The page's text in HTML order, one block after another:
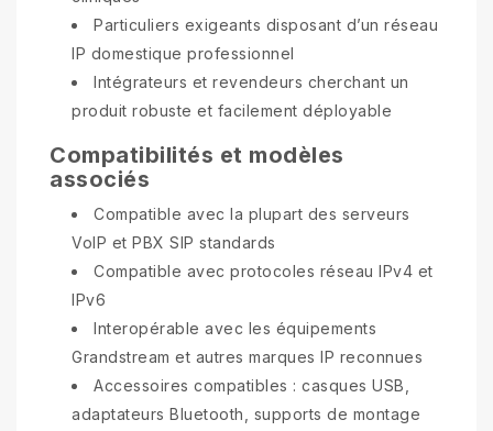
Particuliers exigeants disposant d’un réseau
IP domestique professionnel
Intégrateurs et revendeurs cherchant un
produit robuste et facilement déployable
Compatibilités et modèles
associés
Compatible avec la plupart des serveurs
VoIP et PBX SIP standards
Compatible avec protocoles réseau IPv4 et
IPv6
Interopérable avec les équipements
Grandstream et autres marques IP reconnues
Accessoires compatibles : casques USB,
adaptateurs Bluetooth, supports de montage